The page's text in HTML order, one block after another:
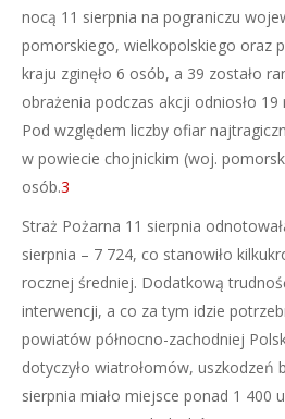
nocą 11 sierpnia na pograniczu
pomorskiego, wielkopolskiego oraz
kraju zginęło 6 osób, a 39 zostało
obrażenia podczas akcji odniosło
Pod względem liczby ofiar
w powiecie chojnickim (woj.
osób.3
Straż Pożarna 11 sierpnia
sierpnia – 7 724, co stanowiło
rocznej średniej. Dodatkową
interwencji, a co za tym idzie
powiatów północno-zachodniej
dotyczyło wiatrołomów, uszkodzeń
sierpnia miało miejsce ponad 1 400